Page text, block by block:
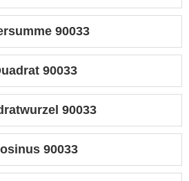
90033
90033
90033
90033